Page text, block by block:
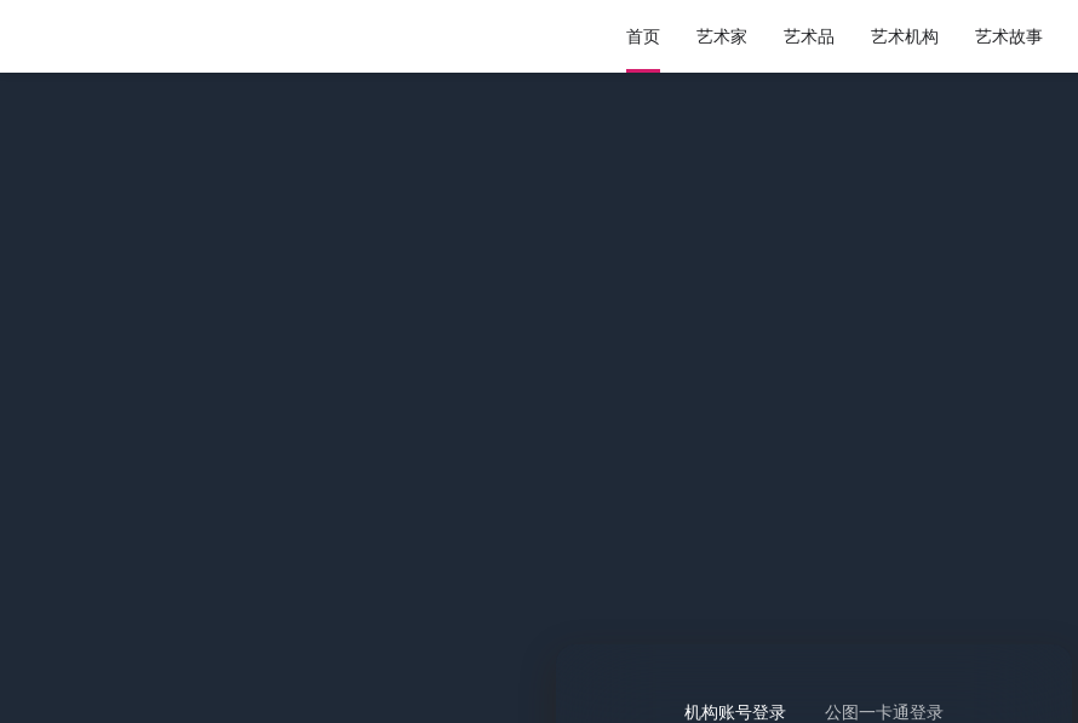
首页 艺术家 艺术品 艺术机构 艺术故事
机构账号登录
公图一卡通登录